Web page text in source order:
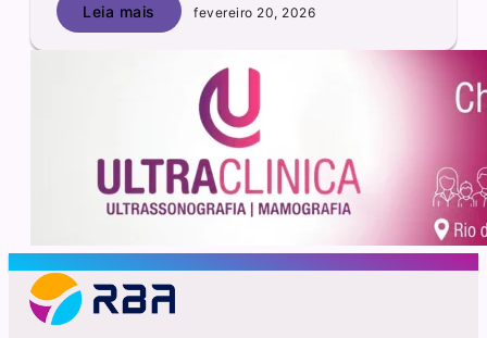
Leia mais fevereiro 20, 2026